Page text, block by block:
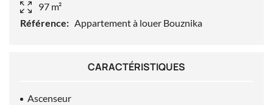
97 m²
Référence: Appartement à louer Bouznika
CARACTÉRISTIQUES
Ascenseur